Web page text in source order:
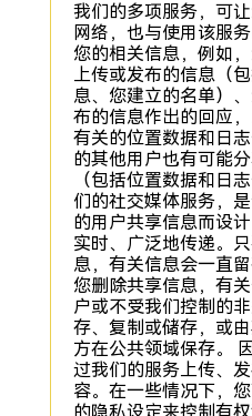
我们的多项服务，可
网络，也与使用该服
您的相关信息，例如
上传或发布的信息（
息、您建立的名单）
布的信息作出的回应
有关的位置数据和日
的其他用户也有可能
（包括位置数据和日
们的社交媒体服务，
的用户共享信息而设
实时、广泛地传递。
息，有关信息会一直
您删除共享信息，有
户或不受我们控制的
存、复制或储存，或
方在公共领域保存。
过我们的服务上传、
容。在一些情况下，